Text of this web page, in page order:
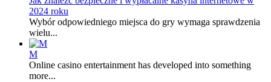
2024 roku
Wybór odpowiedniego miejsca do gry wymaga sprawdzenia
wielu...
M
Online casino entertainment has developed into something
more...